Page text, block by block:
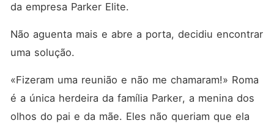
da empresa Parker Elite.
Não aguenta mais e abre a porta, decidiu encontrar
uma solução.
«Fizeram uma reunião e não me chamaram!» Roma
é a única herdeira da família Parker, a menina dos
olhos do pai e da mãe. Eles não queriam que ela